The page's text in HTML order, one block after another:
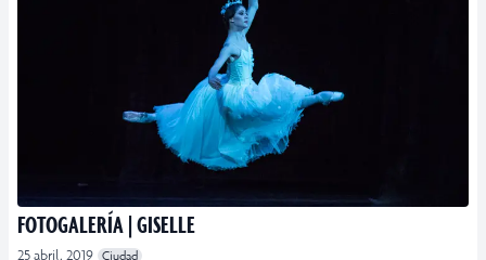
FOTOGALERÍA | GISELLE
25 abril, 2019 Ciudad